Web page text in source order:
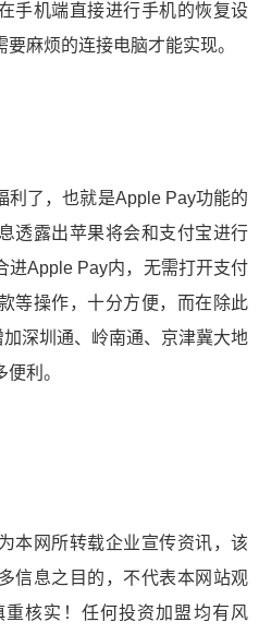
手机端直接进行手机的恢复设
麻烦的连接电脑才能实现。
利了，也就是Apple Pay功能的
透露出苹果将会和支付宝进行
进Apple Pay内，无需打开支付
等操作，十分方便，而在除此
深圳通、岭南通、京津冀大地
利。
本网所转载企业宣传资讯，该
信息之目的，不代表本网站观
核实！任何投资加盟均有风